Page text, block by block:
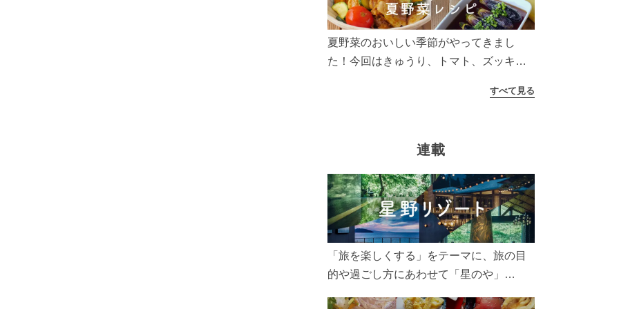
夏野菜のおいしい季節がやってきまし
た！今回はきゅうり、トマト、ズッキー
太陽の光をたっぷりあびた夏野菜は栄養
すべて見る
連載
「旅を楽しくする」をテーマに、旅の目
的や過ごし方にあわせて「星のや」